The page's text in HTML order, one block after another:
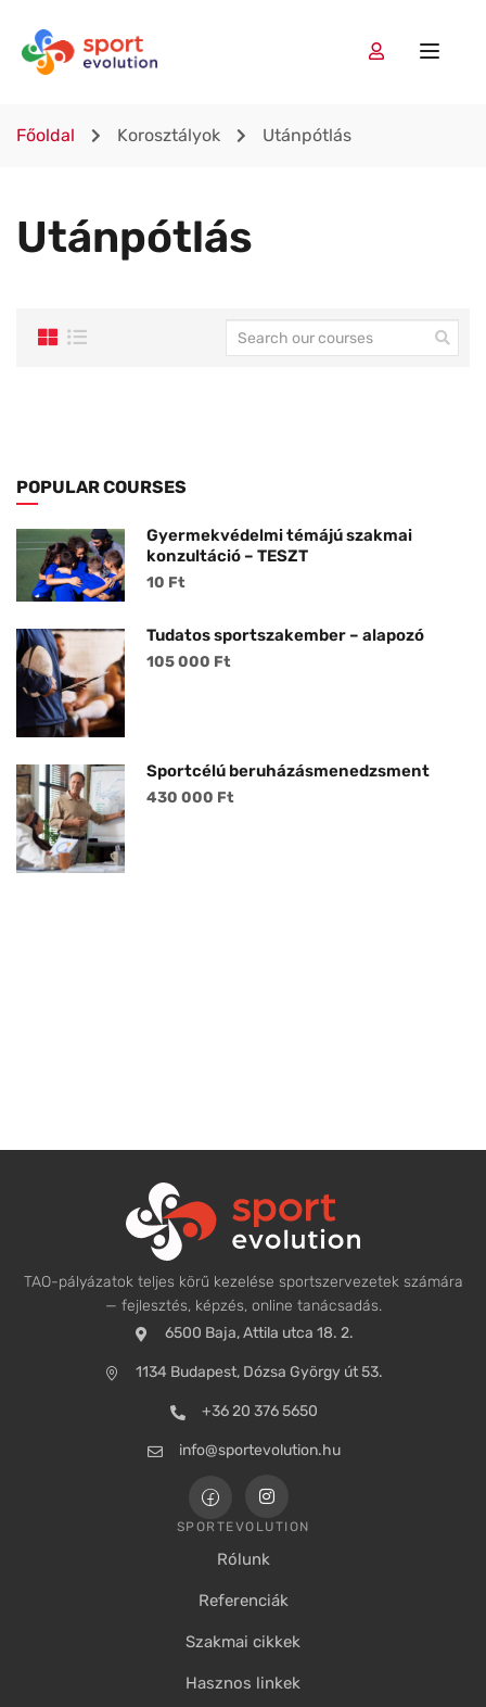
Főoldal Korosztályok Utánpótlás
Utánpótlás
POPULAR COURSES
Gyermekvédelmi témájú szakmai
konzultáció – TESZT
10 Ft
Tudatos sportszakember – alapozó
105 000 Ft
Sportcélú beruházásmenedzsment
430 000 Ft
TAO-pályázatok teljes körű kezelése sportszervezetek számára
— fejlesztés, képzés, online tanácsadás.
6500 Baja, Attila utca 18. 2.
1134 Budapest, Dózsa György út 53.
+36 20 376 5650
info@sportevolution.hu
SPORTEVOLUTION
Rólunk
Referenciák
Szakmai cikkek
Hasznos linkek